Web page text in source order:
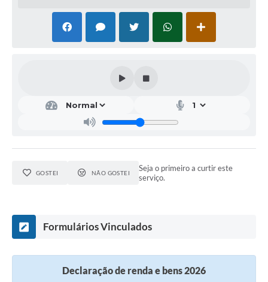
GOSTEI NÃO GOSTEI
Seja o primeiro a curtir este
serviço.
Formulários Vinculados
Declaração de renda e bens 2026